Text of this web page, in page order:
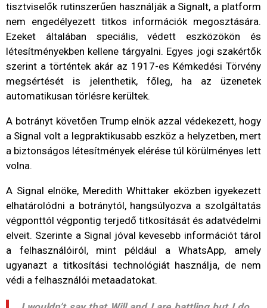
tisztviselők rutinszerűen használják a Signalt, a platform
nem engedélyezett titkos információk megosztására.
Ezeket általában speciális, védett eszközökön és
létesítményekben kellene tárgyalni. Egyes jogi szakértők
szerint a történtek akár az 1917-es Kémkedési Törvény
megsértését is jelenthetik, főleg, ha az üzenetek
automatikusan törlésre kerültek.
A botrányt követően Trump elnök azzal védekezett, hogy
a Signal volt a legpraktikusabb eszköz a helyzetben, mert
a biztonságos létesítmények elérése túl körülményes lett
volna.
A Signal elnöke, Meredith Whittaker eközben igyekezett
elhatárolódni a botránytól, hangsúlyozva a szolgáltatás
végponttól végpontig terjedő titkosítását és adatvédelmi
elveit. Szerinte a Signal jóval kevesebb információt tárol
a felhasználóiról, mint például a WhatsApp, amely
ugyanazt a titkosítási technológiát használja, de nem
védi a felhasználói metaadatokat.